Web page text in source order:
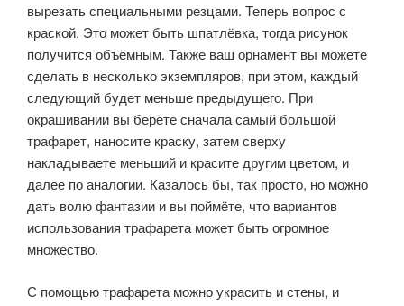
вырезать специальными резцами. Теперь вопрос с
краской. Это может быть шпатлёвка, тогда рисунок
получится объёмным. Также ваш орнамент вы можете
сделать в несколько экземпляров, при этом, каждый
следующий будет меньше предыдущего. При
окрашивании вы берёте сначала самый большой
трафарет, наносите краску, затем сверху
накладываете меньший и красите другим цветом, и
далее по аналогии. Казалось бы, так просто, но можно
дать волю фантазии и вы поймёте, что вариантов
использования трафарета может быть огромное
множество.
С помощью трафарета можно украсить и стены, и